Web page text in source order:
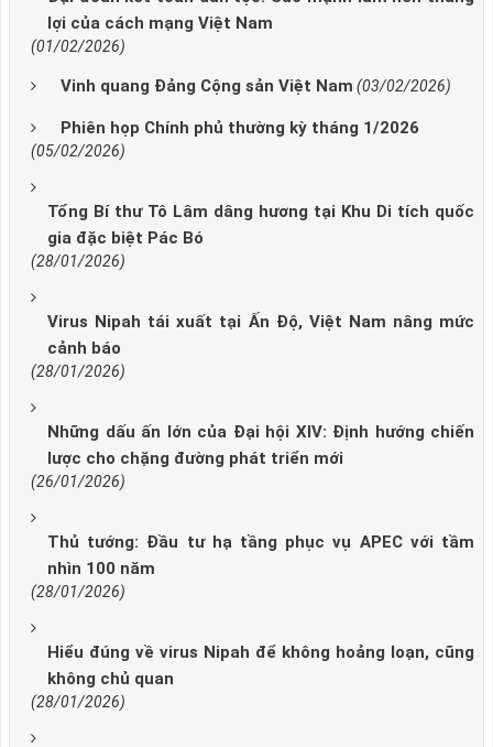
lợi của cách mạng Việt Nam
(01/02/2026)
Vinh quang Đảng Cộng sản Việt Nam (03/02/2026)
Phiên họp Chính phủ thường kỳ tháng 1/2026
(05/02/2026)
Tổng Bí thư Tô Lâm dâng hương tại Khu Di tích quốc
gia đặc biệt Pác Bó
(28/01/2026)
Virus Nipah tái xuất tại Ấn Độ, Việt Nam nâng mức
cảnh báo
(28/01/2026)
Những dấu ấn lớn của Đại hội XIV: Định hướng chiến
lược cho chặng đường phát triển mới
(26/01/2026)
Thủ tướng: Đầu tư hạ tầng phục vụ APEC với tầm
nhìn 100 năm
(28/01/2026)
Hiểu đúng về virus Nipah để không hoảng loạn, cũng
không chủ quan
(28/01/2026)